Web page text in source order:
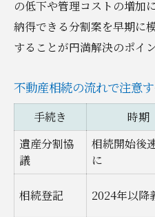
の低下や管理コストの増加
納得できる分割案を早期に
することが円満解決のポイン
不動産相続の流れで注意
手続き 時期
遺産分割協
議
相続開始後
に
相続登記 2024年以降